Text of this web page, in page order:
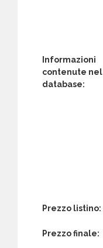
Informazioni
contenute nel
database:
Prezzo listino:
Prezzo finale: